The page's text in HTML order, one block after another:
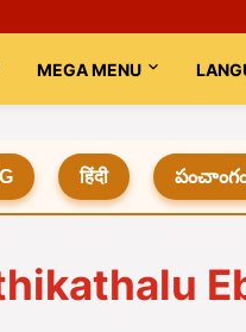
MEGA MENU
हिंदी